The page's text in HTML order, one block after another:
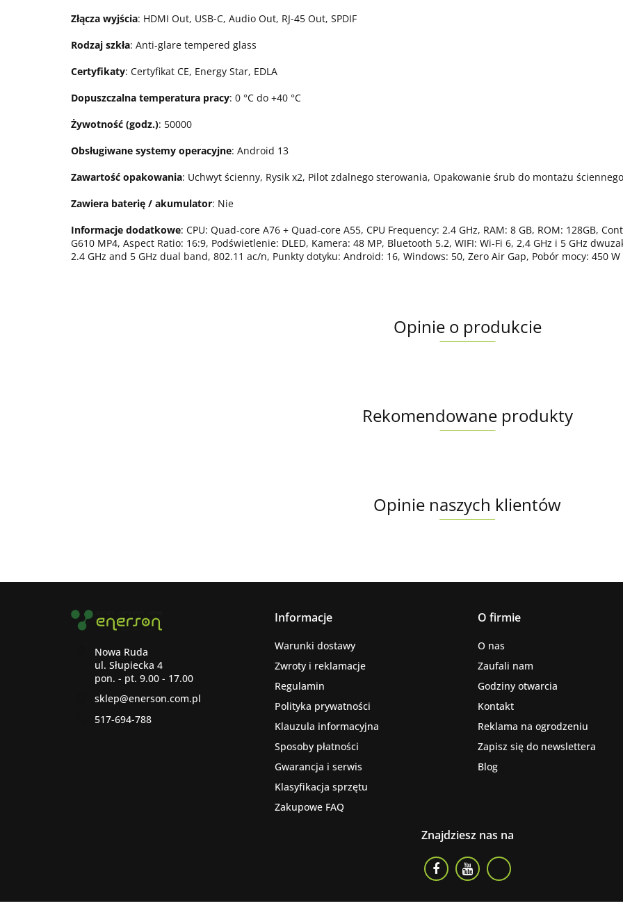
Złącza wyjścia: HDMI Out, USB-C, Audio Out, RJ-45 Out, SPDIF
Rodzaj szkła: Anti-glare tempered glass
Certyfikaty: Certyfikat CE, Energy Star, EDLA
Dopuszczalna temperatura pracy: 0 °C do +40 °C
Żywotność (godz.): 50000
Obsługiwane systemy operacyjne: Android 13
Zawartość opakowania: Uchwyt ścienny, Rysik x2, Pilot zdalnego sterowania, Opakowanie śrub do montażu
Zawiera baterię / akumulator: Nie
Informacje dodatkowe: CPU: Quad-core A76 + Quad-core A55, CPU Frequency: 2.4 GHz, RAM: 8 GB, ROM: 128GB,
G610 MP4, Aspect Ratio: 16:9, Podświetlenie: DLED, Kamera: 48 MP, Bluetooth 5.2, WIFI: Wi-Fi 6, 2,4 GHz i 5 GHz
2.4 GHz and 5 GHz dual band, 802.11 ac/n, Punkty dotyku: Android: 16, Windows: 50, Zero Air Gap, Pobór mocy: 450 W
Opinie o produkcie
Rekomendowane produkty
Opinie naszych klientów
Nowa Ruda
ul. Słupiecka 4
pon. - pt. 9.00 - 17.00
sklep@enerson.com.pl
517-694-788
Informacje
Warunki dostawy
Zwroty i reklamacje
Regulamin
Polityka prywatności
Klauzula informacyjna
Sposoby płatności
Gwarancja i serwis
Klasyfikacja sprzętu
Zakupowe FAQ
O firmie
O nas
Zaufali nam
Godziny otwarcia
Kontakt
Reklama na ogrodzeniu
Zapisz się do newslettera
Blog
Znajdziesz nas na